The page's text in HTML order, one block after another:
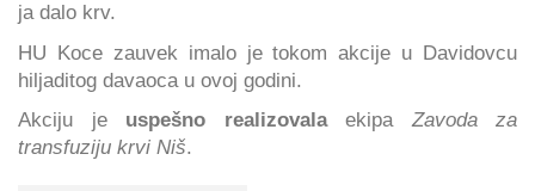
ja dalo krv.
HU Koce zauvek imalo je tokom akcije u Davidovcu
hiljaditog davaoca u ovoj godini.
Akciju je uspešno realizovalaekipa Zavoda za
transfuziju krvi Niš.